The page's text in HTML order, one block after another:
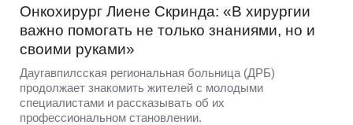
Онкохирург Лиене Скринда: «В хирургии
важно помогать не только знаниями, но и
своими руками»
Даугавпилсская региональная больница (ДРБ)
продолжает знакомить жителей с молодыми
специалистами и рассказывать об их
профессиональном становлении.